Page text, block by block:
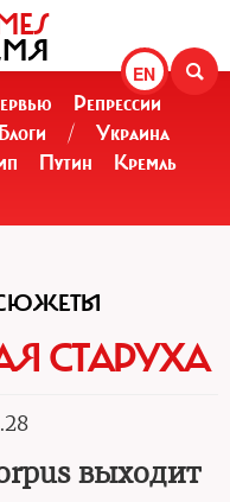
EN
Репрессии
Блоги /
Украина
Путин
Кремль
СТАРУХА
выходит